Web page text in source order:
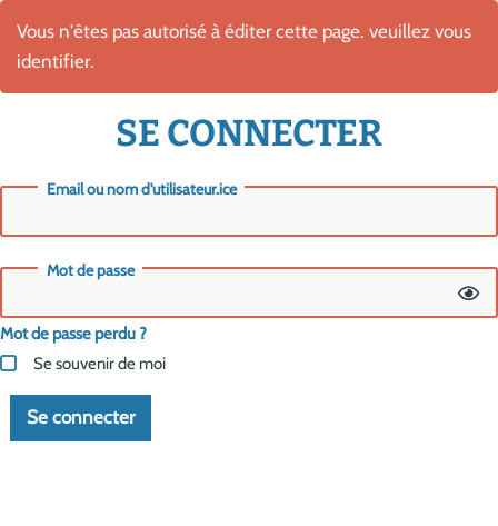
Vous n'êtes pas autorisé à éditer cette page. veuillez vous
identifier.
SE CONNECTER
Email ou nom d'utilisateur.ice
Mot de passe
Mot de passe perdu ?
Se souvenir de moi
Se connecter